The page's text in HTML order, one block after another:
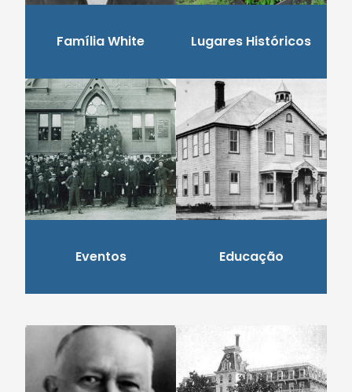
Família White Lugares Históricos
Eventos Educação